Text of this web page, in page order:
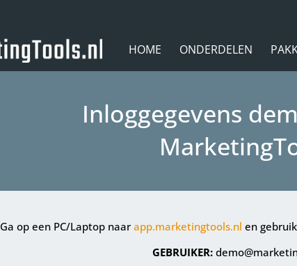
HOME ONDERDELEN
Inloggegevens
Ga op een PC/Laptop naarapp.marketingtools.nl en
GEBRUIKER: